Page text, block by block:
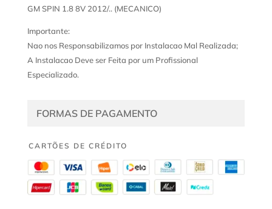
GM SPIN 1.8 8V 2012/.. (MECANICO)
Importante:
Nao nos Responsabilizamos por Instalacao Mal Realizada;
A Instalacao Deve ser Feita por um Profissional
Especializado.
FORMAS DE PAGAMENTO
CARTÕES DE CRÉDITO